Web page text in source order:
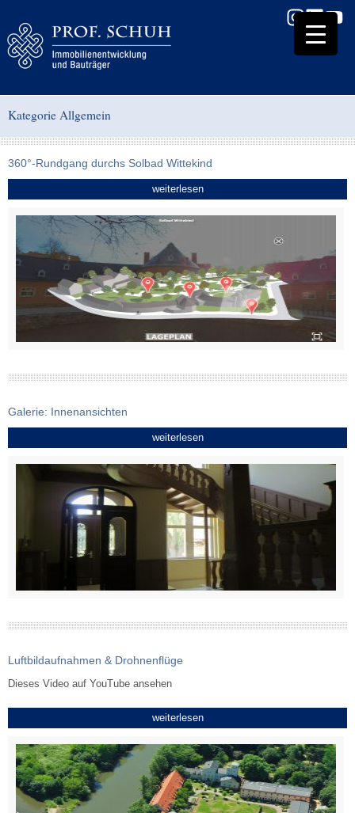
Kategorie Allgemein
360°-Rundgang durchs Solbad Wittekind
weiterlesen
Galerie: Innenansichten
weiterlesen
Luftbildaufnahmen & Drohnenflüge
Dieses Video auf YouTube ansehen
weiterlesen